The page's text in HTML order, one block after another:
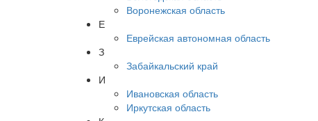
Воронежская область
Е
Еврейская автономная область
З
Забайкальский край
И
Ивановская область
Иркутская область